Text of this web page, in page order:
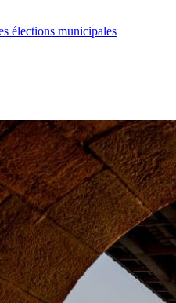
élections municipales